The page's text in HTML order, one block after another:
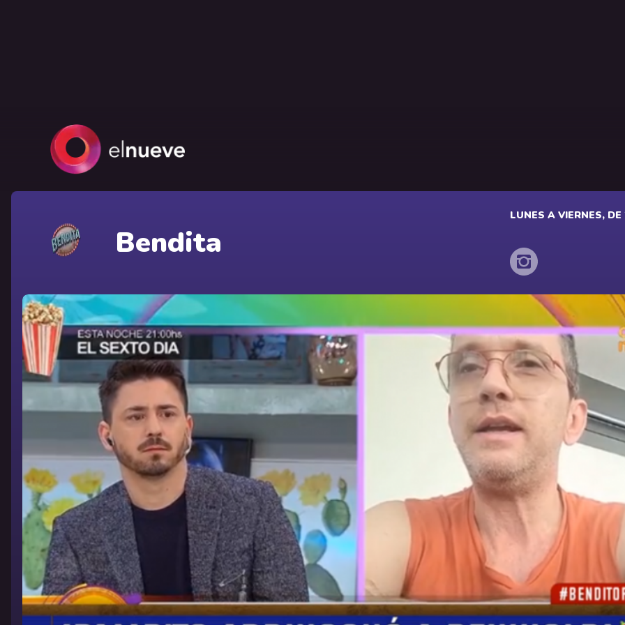
Bendita
LUNES A VIERNES,